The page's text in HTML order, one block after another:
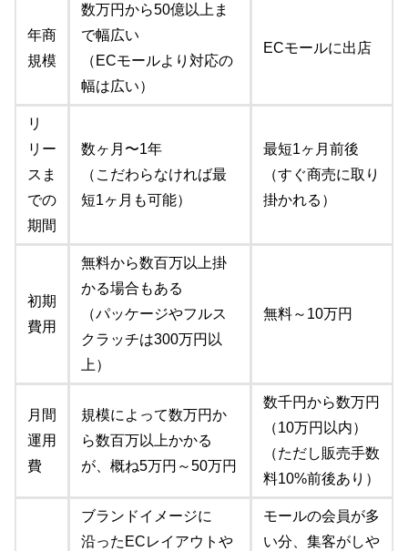
年商
規模
数万円から50億以上ま
で幅広い
（ECモールより対応の
幅は広い）
ECモールに出店
リ
リー
スま
での
期間
数ヶ月〜1年
（こだわらなければ最
短1ヶ月も可能）
最短1ヶ月前後
（すぐ商売に取り
掛かれる）
初期
費用
無料から数百万以上掛
かる場合もある
（パッケージやフルス
クラッチは300万円以
上）
無料～10万円
月間
運用
費
規模によって数万円か
ら数百万以上かかる
が、概ね5万円～50万円
数千円から数万円
（10万円以内）
（ただし販売手数
料10%前後あり）
ブランドイメージに
沿ったECレイアウトや
モールの会員が多
い分、集客がしや